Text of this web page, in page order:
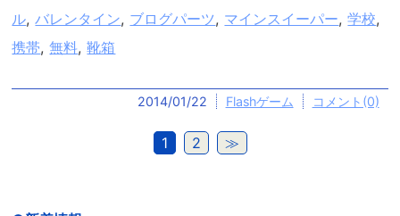
ル,バレンタイン, ブログパーツ, マインスイーパー,学校,
携帯,無料,靴箱
2014/01/22 Flashゲーム コメント(0)
1 2 ≫